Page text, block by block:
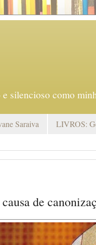
silencioso como
Saraiva LIVROS:
de